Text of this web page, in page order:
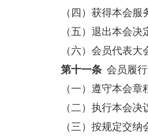
（四）获得本会
（五）退出本会决
（六）会员代表
第十一条 会员履
（一）遵守本会
（二）执行本会决
（三）按规定交纳